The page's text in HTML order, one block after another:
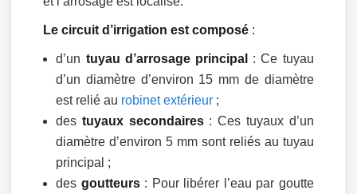
Le circuit d’irrigation est composé :
d’un tuyau d’arrosage principal
: Ce tuyau
d’un diamètre d’environ 15 mm de diamètre
est relié au robinet extérieur ;
destuyaux secondaires: Ces tuyaux d’un
diamètre d’environ 5 mm sont reliés au tuyau
principal ;
des goutteurs: Pour libérer l’eau par goutte